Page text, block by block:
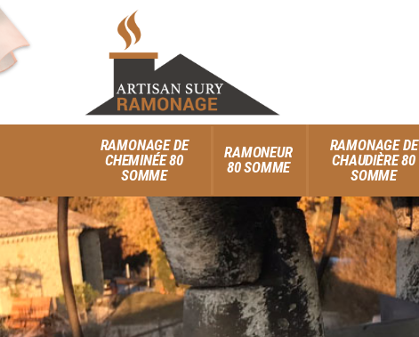
RAMONAGE DE
CHEMINÉE 80
SOMME
RAMONEUR
80 SOMME
RAMONAGE DE
CHAUDIÈRE 80
SOMME